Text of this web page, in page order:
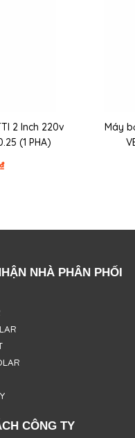
2 Inch 220v
(1 PHA)
₫
Máy
NHÀ PHÂN PHỐI
CÔNG TY